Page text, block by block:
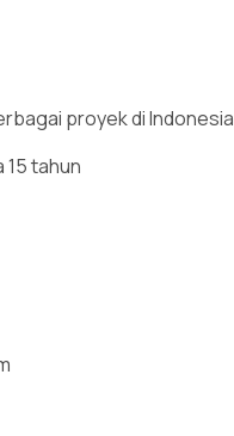
proyek di Indonesia
15 tahun